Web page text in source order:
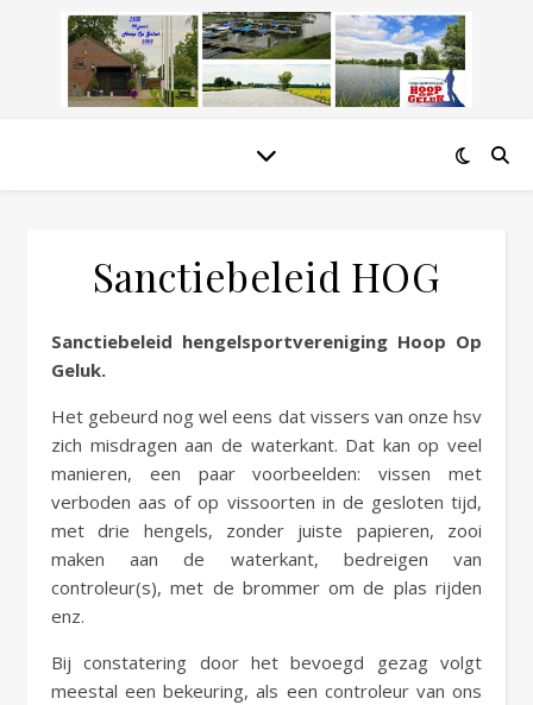
Sanctiebeleid HOG
Sanctiebeleid hengelsportvereniging Hoop Op
Geluk.
Het gebeurd nog wel eens dat vissers van onze hsv
zich misdragen aan de waterkant. Dat kan op veel
manieren, een paar voorbeelden: vissen met
verboden aas of op vissoorten in de gesloten tijd,
met drie hengels, zonder juiste papieren, zooi
maken aan de waterkant, bedreigen van
controleur(s), met de brommer om de plas rijden
enz.
Bij constatering door het bevoegd gezag volgt
meestal een bekeuring, als een controleur van ons